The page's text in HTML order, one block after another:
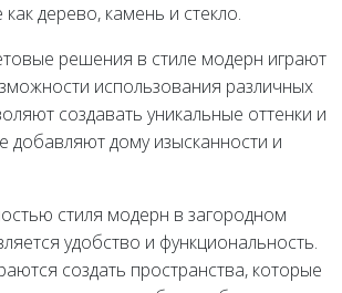
дерево, камень и стекло.
решения в стиле модерн играют
использования различных
создавать уникальные оттенки и
добавляют дому изысканности и
стиля модерн в загородном
удобство и функциональность.
создать пространства, которые